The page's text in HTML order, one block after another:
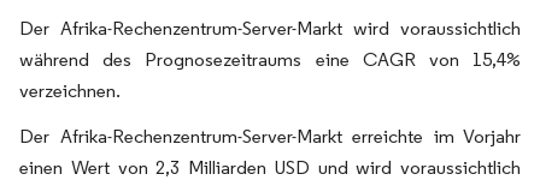
Der Afrika-Rechenzentrum-Server-Markt wird voraussichtlich
während des Prognosezeitraums eine CAGR von 15,4%
verzeichnen.
Der Afrika-Rechenzentrum-Server-Markt erreichte im Vorjahr
einen Wert von 2,3 Milliarden USD und wird voraussichtlich